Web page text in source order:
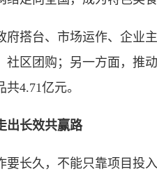
台、市场运作、企业主
社区团购；另一方面，推
4.71亿元。
长效共赢路
久，不能只靠项目投入